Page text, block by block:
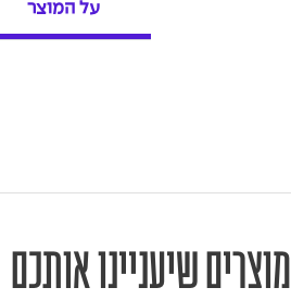
על המוצר
מוצרים שיעניינו אותכם